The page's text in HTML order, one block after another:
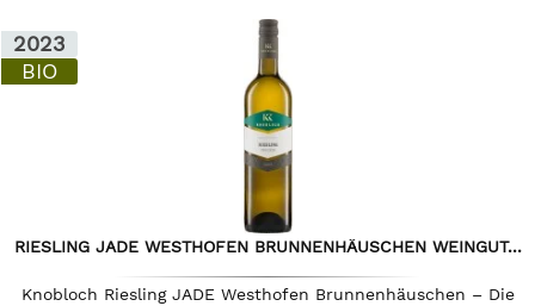
2023
BIO
RIESLING JADE WESTHOFEN BRUNNENHÄUSCHEN WEINGUT...
Knobloch Riesling JADE Westhofen Brunnenhäuschen – Die